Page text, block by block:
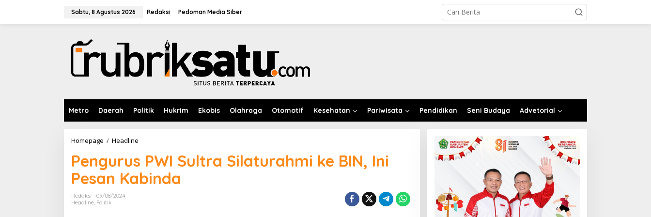
Sabtu, 8 Agustus 2026 Redaksi Pedoman Media Siber
Metro Daerah Politik Hukrim Ekobis Olahraga Otomotif Kesehatan Pariwisata Pendidikan Seni Budaya Advetorial
Homepage / Headline
n
g
u
r
Pengurus PWI Sultra Silaturahmi ke BIN, Ini
Pesan Kabinda
Redaksi
09/08/2024
Headline Politik